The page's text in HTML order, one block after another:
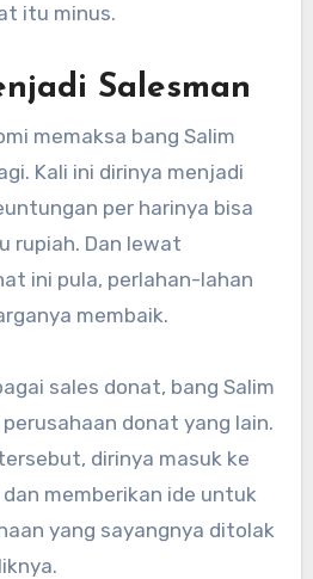
itu minus.
Salesman
memaksa bang Salim
Kali ini dirinya menjadi
per harinya bisa
rupiah. Dan lewat
ini pula, perlahan-lahan
membaik.
sales donat, bang Salim
donat yang lain.
dirinya masuk ke
memberikan ide untuk
yang sayangnya ditolak